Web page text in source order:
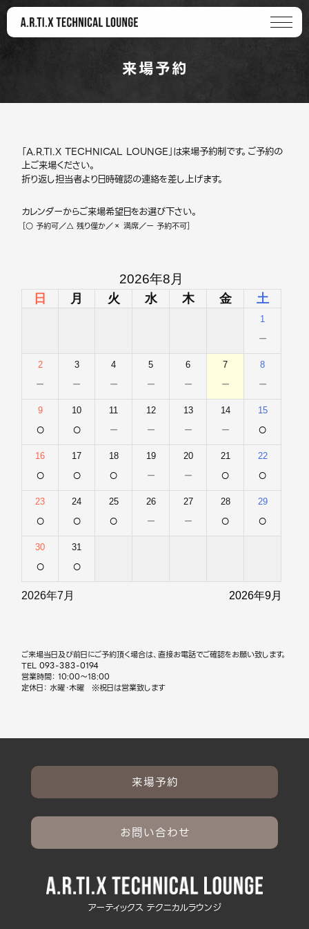
来場予約
「A.R.TI.X TECHNICAL LOUNGE」は来場予約制です。ご予約の
上ご来場ください。
折り返し担当者より日時確認の連絡を差し上げます。
カレンダーからご来場希望日をお選び下さい。
［○ 予約可／△ 残り僅か／× 満席／ー 予約不可］
2026年8月
日 月 火 水 木 金 土
1
－
2
－
3
－
4
－
5
－
6
－
7
－
8
－
9
○
10
○
11
－
12
－
13
－
14
－
15
○
16
○
17
○
18
○
19
－
20
－
21
○
22
○
23
○
24
○
25
○
26
－
27
－
28
○
29
○
30
○
31
○
2026年7月 2026年9月
ご来場当日及び前日にご予約頂く場合は、直接お電話でご確認をお願い致します。
TEL093-383-0194
営業時間： 10:00～18:00
定休日： 水曜・木曜 ※祝日は営業致します
来場予約
お問い合わせ
アーティックス テクニカルラウンジ